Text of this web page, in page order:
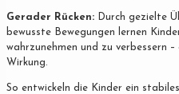
Gerader Rücken: Durch gezielte
bewusste Bewegungen lernen
wahrzunehmen und zu verbessern
Wirkung.
So entwickeln die Kinder ein